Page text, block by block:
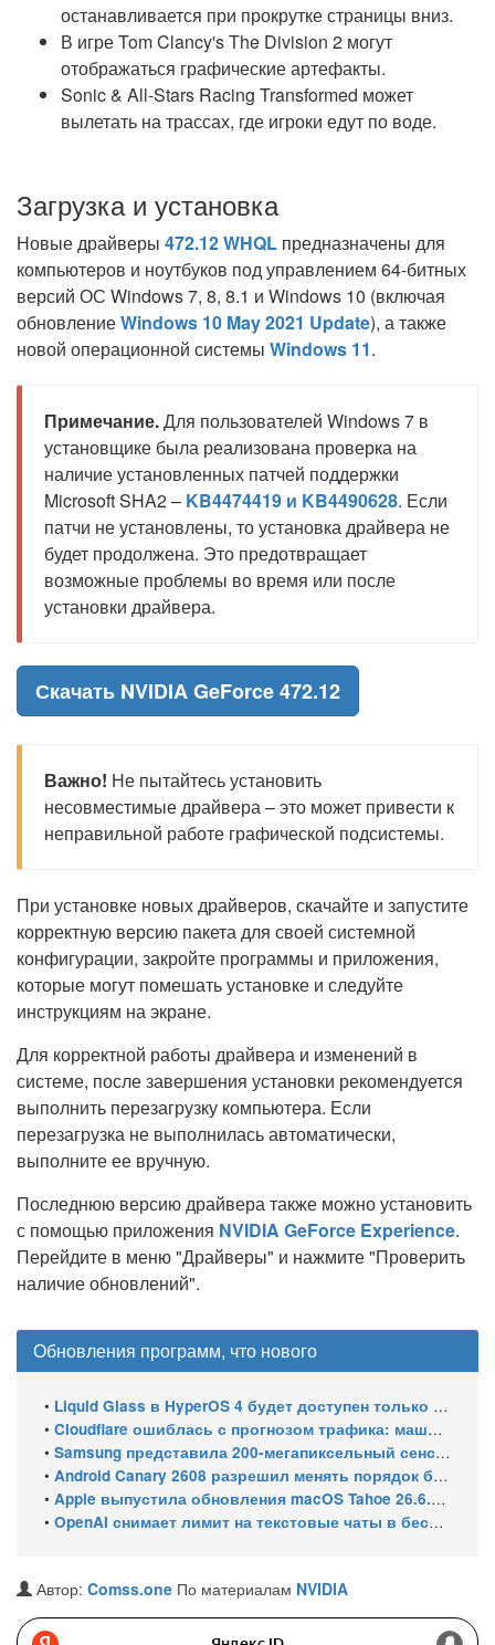
останавливается при прокрутке страницы вниз.
В игре Tom Clancy's The Division 2 могут
отображаться графические артефакты.
Sonic & All-Stars Racing Transformed может
вылетать на трассах, где игроки едут по воде.
Загрузка и установка
Новые драйверы 472.12 WHQL предназначены для
компьютеров и ноутбуков под управлением 64-битных
версий ОС Windows 7, 8, 8.1 и Windows 10 (включая
обновлениеWindows 10 May 2021 Update), а также
новой операционной системы Windows 11.
Примечание.Для пользователей Windows 7 в
установщике была реализована проверка на
наличие установленных патчей поддержки
Microsoft SHA2 – KB4474419 и KB4490628. Если
патчи не установлены, то установка драйвера не
будет продолжена. Это предотвращает
возможные проблемы во время или после
установки драйвера.
Скачать NVIDIA GeForce 472.12
Важно! Не пытайтесь установить
несовместимые драйвера – это может привести к
неправильной работе графической подсистемы.
При установке новых драйверов, скачайте и запустите
корректную версию пакета для своей системной
конфигурации, закройте программы и приложения,
которые могут помешать установке и следуйте
инструкциям на экране.
Для корректной работы драйвера и изменений в
системе, после завершения установки рекомендуется
выполнить перезагрузку компьютера. Если
перезагрузка не выполнилась автоматически,
выполните ее вручную.
Последнюю версию драйвера также можно установить
с помощью приложения NVIDIA GeForce Experience.
Перейдите в меню "Драйверы" и нажмите "Проверить
наличие обновлений".
Обновления программ, что нового
• Liquid Glass в HyperOS 4 будет доступен только на флагманских чипсетах
• Cloudflare ошиблась с прогнозом трафика: машины обошли людей в мае 2026
• Samsung представила 200-мегапиксельный сенсор ISOCELL HPC с DeepPix
• Android Canary 2608 разрешил менять порядок блоков шторки
• Apple выпустила обновления macOS Tahoe 26.6.1, Sequoia 15.7.9 и Sonoma 14.8.9 для устранения уязвимости общего доступа к экрану
• OpenAI снимает лимит на текстовые чаты в бесплатном ChatGPT
Автор: Comss.one По материалам NVIDIA